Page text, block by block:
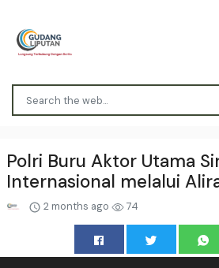
Polri Buru Aktor Utama
Internasional melalui
2 months ago 74